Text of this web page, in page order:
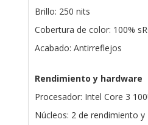
Brillo: 250 nits
Cobertura de color: 100%
Acabado: Antirreflejos
Rendimiento y hardware
Procesador: Intel Core 3
Núcleos: 2 de rendimiento y